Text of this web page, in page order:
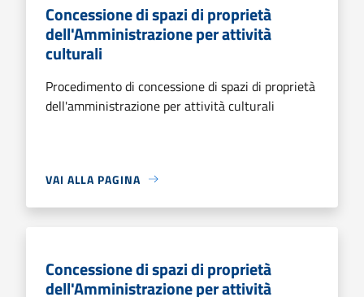
Concessione di spazi di proprietà
dell'Amministrazione per attività
culturali
Procedimento di concessione di spazi di proprietà
dell'amministrazione per attività culturali
VAI ALLA PAGINA
Concessione di spazi di proprietà
dell'Amministrazione per attività